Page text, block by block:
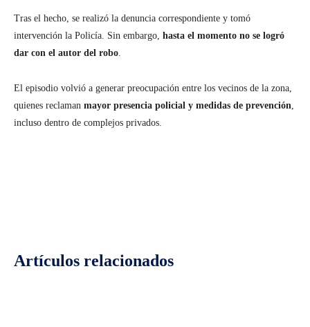
Tras el hecho, se realizó la denuncia correspondiente y tomó
intervención la Policía. Sin embargo, hasta el momento no se logró
dar con el autor del robo
El episodio volvió a generar preocupación entre los vecinos de la zona,
quienes reclaman mayor presencia policial y medidas de prevención
incluso dentro de complejos privados.
Artículos relacionados